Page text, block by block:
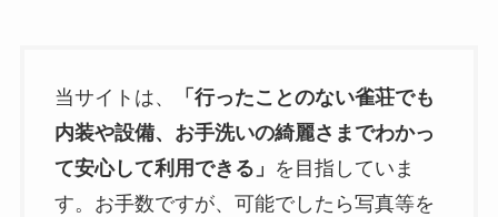
当サイトは、
「行ったことのない雀荘でも
内装や設備、お手洗いの綺麗さまでわかっ
て安心して利用できる」 を目指していま
す。お手数ですが、可能でしたら写真等を